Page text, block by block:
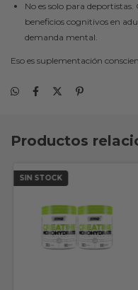
No es solo para
beneficios cognitivos en
demanda mental.
Eso es suplementación
Productos
SIN STOCK